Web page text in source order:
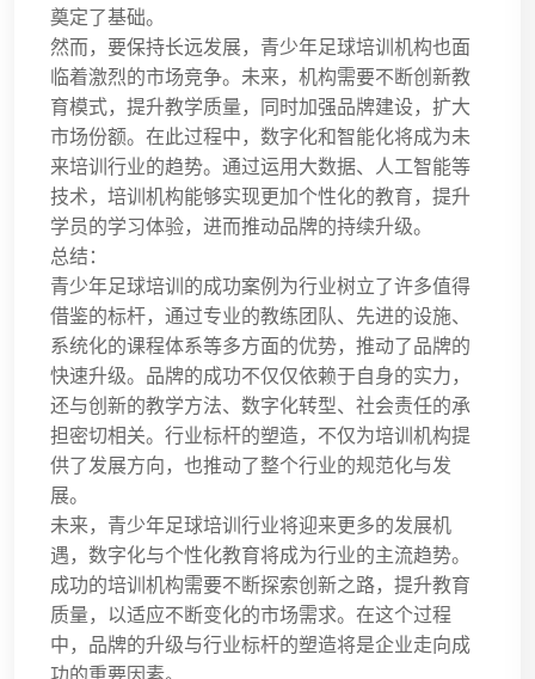
奠定了基础。
然而，要保持长远发展，青少年足球培训机构也面
临着激烈的市场竞争。未来，机构需要不断创新教
育模式，提升教学质量，同时加强品牌建设，扩大
市场份额。在此过程中，数字化和智能化将成为未
来培训行业的趋势。通过运用大数据、人工智能等
技术，培训机构能够实现更加个性化的教育，提升
学员的学习体验，进而推动品牌的持续升级。
总结：
青少年足球培训的成功案例为行业树立了许多值得
借鉴的标杆，通过专业的教练团队、先进的设施、
系统化的课程体系等多方面的优势，推动了品牌的
快速升级。品牌的成功不仅仅依赖于自身的实力，
还与创新的教学方法、数字化转型、社会责任的承
担密切相关。行业标杆的塑造，不仅为培训机构提
供了发展方向，也推动了整个行业的规范化与发
展。
未来，青少年足球培训行业将迎来更多的发展机
遇，数字化与个性化教育将成为行业的主流趋势。
成功的培训机构需要不断探索创新之路，提升教育
质量，以适应不断变化的市场需求。在这个过程
中，品牌的升级与行业标杆的塑造将是企业走向成